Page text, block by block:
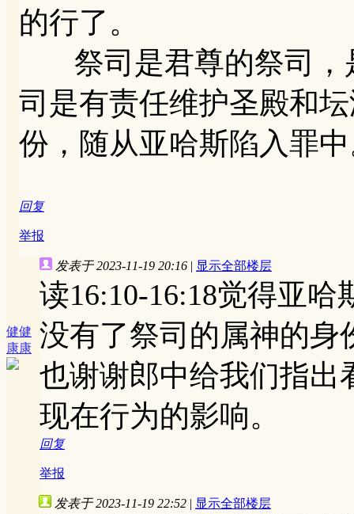
的行了。
祭司是君尊的祭司，
司是有责任维护圣殿和
份，随从亚哈斯陷入罪
回复
举报
健健
康康
发表于 2023-11-19 20:16 | 显示全部楼层
读16:10-16:18觉得亚
没有了祭司的属神的身
也谢谢郎中给我们指出
现在行为的影响。
回复
举报
发表于 2023-11-19 22:52 | 显示全部楼层